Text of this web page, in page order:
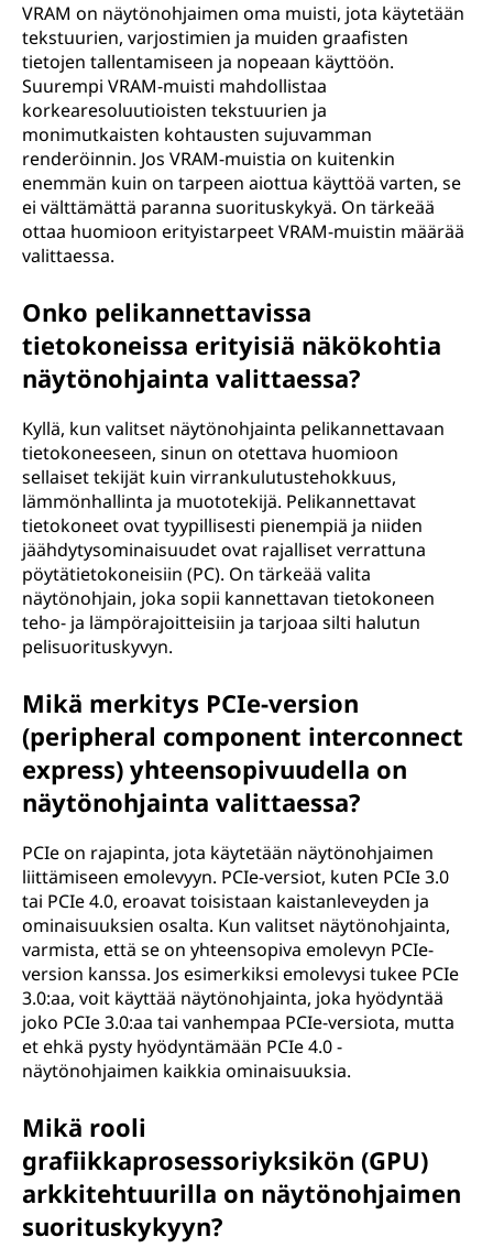
VRAM on näytönohjaimen oma muisti, jota käytetään
tekstuurien, varjostimien ja muiden graafisten
tietojen tallentamiseen ja nopeaan käyttöön.
Suurempi VRAM-muisti mahdollistaa
korkearesoluutioisten tekstuurien ja
monimutkaisten kohtausten sujuvamman
renderöinnin. Jos VRAM-muistia on kuitenkin
enemmän kuin on tarpeen aiottua käyttöä varten, se
ei välttämättä paranna suorituskykyä. On tärkeää
ottaa huomioon erityistarpeet VRAM-muistin määrää
valittaessa.
Onko pelikannettavissa
tietokoneissa erityisiä näkökohtia
näytönohjainta valittaessa?
Kyllä, kun valitset näytönohjainta pelikannettavaan
tietokoneeseen, sinun on otettava huomioon
sellaiset tekijät kuin virrankulutustehokkuus,
lämmönhallinta ja muototekijä. Pelikannettavat
tietokoneet ovat tyypillisesti pienempiä ja niiden
jäähdytysominaisuudet ovat rajalliset verrattuna
pöytätietokoneisiin (PC). On tärkeää valita
näytönohjain, joka sopii kannettavan tietokoneen
teho- ja lämpörajoitteisiin ja tarjoaa silti halutun
pelisuorituskyvyn.
Mikä merkitys PCIe-version
(peripheral component interconnect
express) yhteensopivuudella on
näytönohjainta valittaessa?
PCIe on rajapinta, jota käytetään näytönohjaimen
liittämiseen emolevyyn. PCIe-versiot, kuten PCIe 3.0
tai PCIe 4.0, eroavat toisistaan kaistanleveyden ja
ominaisuuksien osalta. Kun valitset näytönohjainta,
varmista, että se on yhteensopiva emolevyn PCIe-
version kanssa. Jos esimerkiksi emolevysi tukee PCIe
3.0:aa, voit käyttää näytönohjainta, joka hyödyntää
joko PCIe 3.0:aa tai vanhempaa PCIe-versiota, mutta
et ehkä pysty hyödyntämään PCIe 4.0 -
näytönohjaimen kaikkia ominaisuuksia.
Mikä rooli
grafiikkaprosessoriyksikön (GPU)
arkkitehtuurilla on näytönohjaimen
suorituskykyyn?